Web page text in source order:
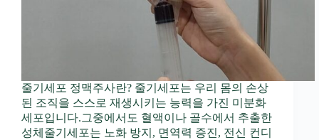
줄기세포 정맥주사란? 줄기세포는 우리 몸의 손상
된 조직을 스스로 재생시키는 능력을 가진 미분화
세포입니다.그중에서도 혈액이나 골수에서 추출한
성체줄기세포는 노화 방지, 면역력 증진, 전신 컨디